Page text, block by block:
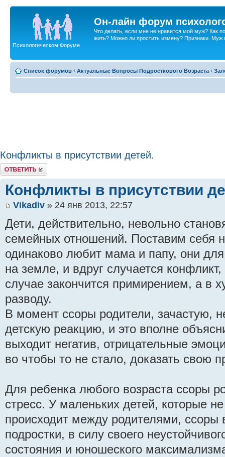
Он-лайн форум
Что делать, если мне не нравится мой муж? Как
жить? Можно ли простить измену? Признаки. Муж
Психологическом Форуме
Список форумов ‹ Актуальные Вопросы Подросткового Возраста ‹
Конфликты в присутствии детей.
Ответить
Конфликты в присутствии
Vikadiv » 24 янв 2013, 22:57
Дети, действительно, невольно
семейных отношений. Поставим себя
одинаково любит мама и папу, они
на земле, и вдруг случается
случае закончится примирением, а в
разводу.
В момент ссоры родители, зачастую,
детскую реакцию, и это вполне
выходит негатив, отрицательные
во чтобы то не стало, доказать свою
Для ребенка любого возраста ссоры
стресс. У маленьких детей, которые
происходит между родителями,
подростки, в силу своего
состояния и юношеского